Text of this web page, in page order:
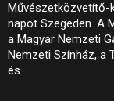
Művészetközvetítő-
napot Szegeden. A
a Magyar Nemzeti
Nemzeti Színház, a
és…